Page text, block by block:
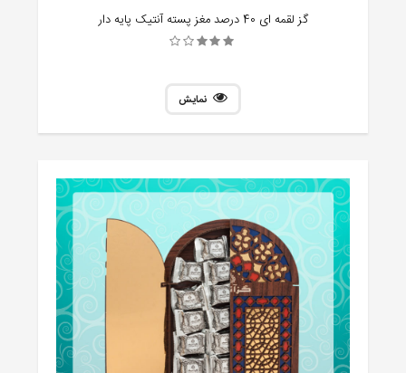
گز لقمه ای 40 درصد مغز پسته آنتیک پایه دار
نمایش